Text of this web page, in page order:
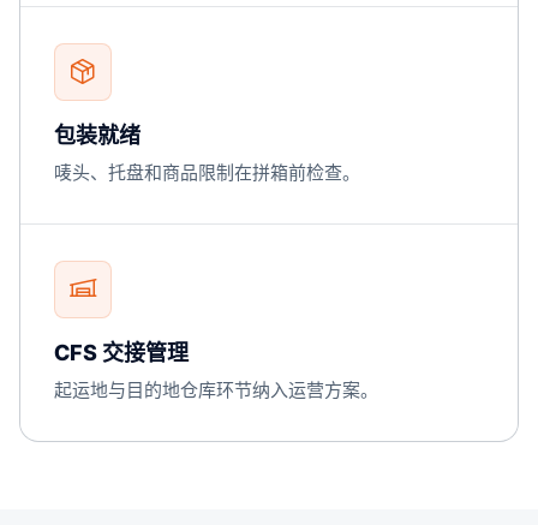
包装就绪
唛头、托盘和商品限制在拼箱前检查。
CFS 交接管理
起运地与目的地仓库环节纳入运营方案。